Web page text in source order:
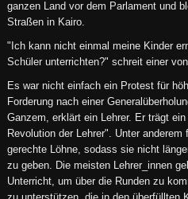
ganzen Land vor dem Parlament und
Straßen in Kairo.
"Ich kann nicht einmal meine Kinder
Schüler unterrichten?" schreit einer
Es war nicht einfach ein Protest für
Forderung nach einer
Ganzem, erklärt ein Lehrer. Er trägt
Revolution der Lehrer". Unter anderem
gerechte Löhne, sodass sie nicht
zu geben. Die meisten Lehrer_innen
Unterricht, um über die Runden zu